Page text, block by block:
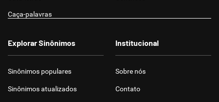
Caça-palavras
Explorar Sinônimos
Sinônimos populares
Sinônimos atualizados
Institucional
Sobre nós
Contato